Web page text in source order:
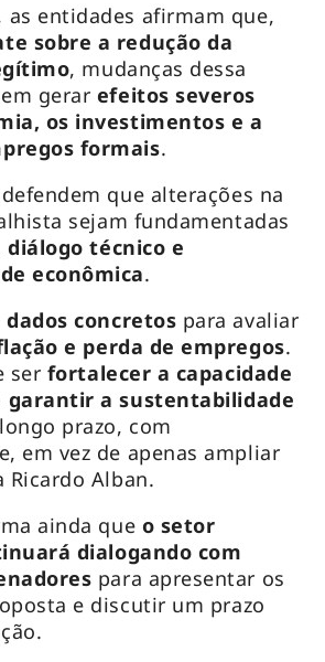
as entidades afirmam que,
sobre a redução da
, mudanças dessa
gerar efeitos severos
os investimentos e a
formais.
que alterações na
sejam fundamentadas
diálogo técnico e
econômica.
dados concretos para avaliar
e perda de empregos.
ser fortalecer a capacidade
garantir a sustentabilidade
prazo, com
em vez de apenas ampliar
Ricardo Alban.
ainda que o setor
dialogando com
para apresentar os
e discutir um prazo